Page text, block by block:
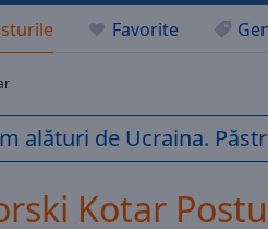
Favorite
alături de Ucraina.
Kotar